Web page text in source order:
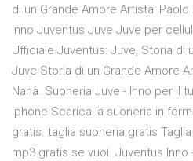
di un Grande Amore Artista:
Inno Juventus Juve Juve per
Ufficiale Juventus: Juve, Storia di
Juve Storia di un Grande Amore
Nanà. Suoneria Juve - Inno per il
iphone Scarica la suoneria in
gratis. taglia suoneria gratis
mp3 gratis se vuoi. Juventus Inno